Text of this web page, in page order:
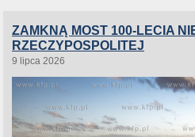
ZAMKNĄ MOST 100-LECIA
RZECZYPOSPOLITEJ
9 lipca 2026